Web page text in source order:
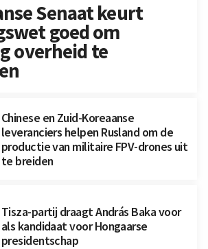
Senaat keurt
goed om
overheid te
Chinese en Zuid-Koreaanse
leveranciers helpen Rusland om de
productie van militaire FPV-drones uit
te breiden
Tisza-partij draagt András Baka voor
als kandidaat voor Hongaarse
presidentschap